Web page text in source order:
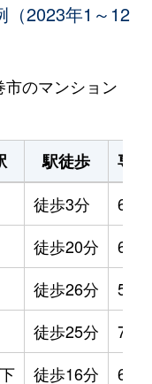
（2023年1～12
のマンション
駅徒歩
専
徒歩3分
徒歩20分
徒歩26分
徒歩25分
徒歩16分